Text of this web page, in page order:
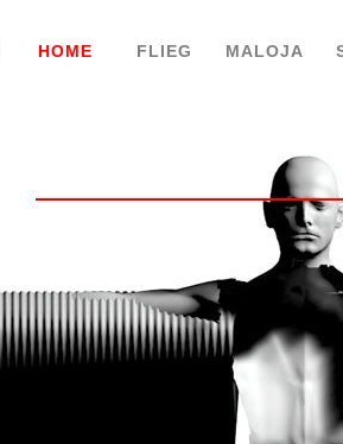
HOME FLIEG MALOJA